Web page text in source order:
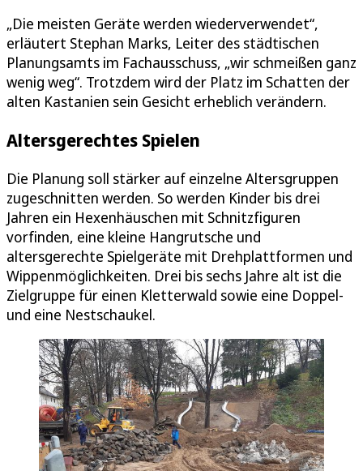
„Die meisten Geräte werden wiederverwendet“,
erläutert Stephan Marks, Leiter des städtischen
Planungsamts im Fachausschuss, „wir schmeißen ganz
wenig weg“. Trotzdem wird der Platz im Schatten der
alten Kastanien sein Gesicht erheblich verändern.
Altersgerechtes Spielen
Die Planung soll stärker auf einzelne Altersgruppen
zugeschnitten werden. So werden Kinder bis drei
Jahren ein Hexenhäuschen mit Schnitzfiguren
vorfinden, eine kleine Hangrutsche und
altersgerechte Spielgeräte mit Drehplattformen und
Wippenmöglichkeiten. Drei bis sechs Jahre alt ist die
Zielgruppe für einen Kletterwald sowie eine Doppel-
und eine Nestschaukel.